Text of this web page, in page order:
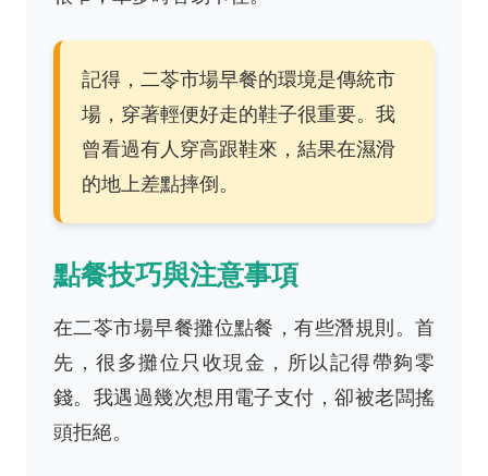
記得，二苓市場早餐的環境是傳統市
場，穿著輕便好走的鞋子很重要。我
曾看過有人穿高跟鞋來，結果在濕滑
的地上差點摔倒。
點餐技巧與注意事項
在二苓市場早餐攤位點餐，有些潛規則。首
先，很多攤位只收現金，所以記得帶夠零
錢。我遇過幾次想用電子支付，卻被老闆搖
頭拒絕。